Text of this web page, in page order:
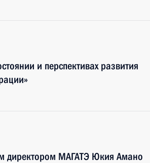
и перспективах развития
директором МАГАТЭ Юкия Амано